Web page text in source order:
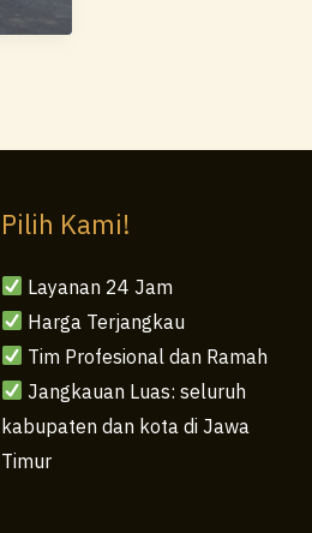
Pilih Kami!
Layanan 24 Jam
Harga Terjangkau
Tim Profesional dan Ramah
Jangkauan Luas: seluruh
kabupaten dan kota di Jawa
Timur